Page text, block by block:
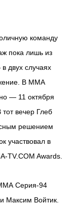
команду
пока лишь из
двух случаях
В ММА
— 11 октября
вечер Глеб
решением
участвовал в
TV.COM Awards.
Серия-94
Максим Войтик.